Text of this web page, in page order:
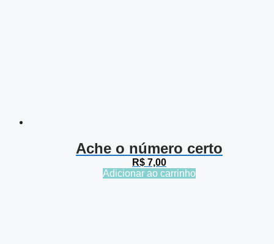
Ache o número certo
R$ 7,00
Adicionar ao carrinho